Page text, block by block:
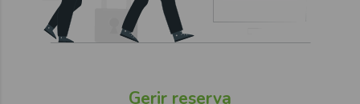
Gerir reserva